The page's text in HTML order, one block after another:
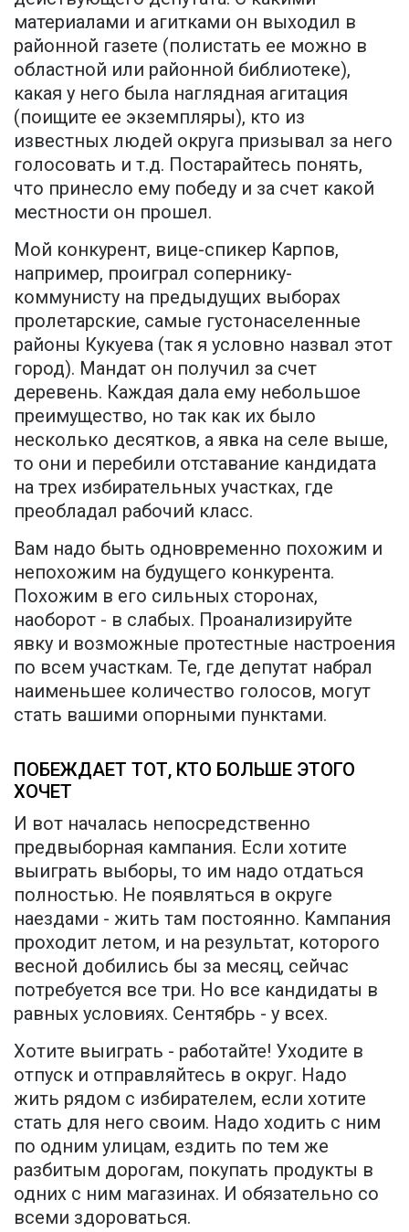
материалами и агитками он выходил в
районной газете (полистать ее можно в
областной или районной библиотеке),
какая у него была наглядная агитация
(поищите ее экземпляры), кто из
известных людей округа призывал за него
голосовать и т.д. Постарайтесь понять,
что принесло ему победу и за счет какой
местности он прошел.
Мой конкурент, вице-спикер Карпов,
например, проиграл сопернику-
коммунисту на предыдущих выборах
пролетарские, самые густонаселенные
районы Кукуева (так я условно назвал этот
город). Мандат он получил за счет
деревень. Каждая дала ему небольшое
преимущество, но так как их было
несколько десятков, а явка на селе выше,
то они и перебили отставание кандидата
на трех избирательных участках, где
преобладал рабочий класс.
Вам надо быть одновременно похожим и
непохожим на будущего конкурента.
Похожим в его сильных сторонах,
наоборот - в слабых. Проанализируйте
явку и возможные протестные настроения
по всем участкам. Те, где депутат набрал
наименьшее количество голосов, могут
стать вашими опорными пунктами.
ПОБЕЖДАЕТ ТОТ, КТО БОЛЬШЕ ЭТОГО
ХОЧЕТ
И вот началась непосредственно
предвыборная кампания. Если хотите
выиграть выборы, то им надо отдаться
полностью. Не появляться в округе
наездами - жить там постоянно. Кампания
проходит летом, и на результат, которого
весной добились бы за месяц, сейчас
потребуется все три. Но все кандидаты в
равных условиях. Сентябрь - у всех.
Хотите выиграть - работайте! Уходите в
отпуск и отправляйтесь в округ. Надо
жить рядом с избирателем, если хотите
стать для него своим. Надо ходить с ним
по одним улицам, ездить по тем же
разбитым дорогам, покупать продукты в
одних с ним магазинах. И обязательно со
всеми здороваться.